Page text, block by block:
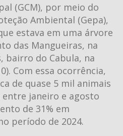
(GCM), por meio do
Ambiental (Gepa),
estava em uma árvore
das Mangueiras, na
bairro do Cabula, na
Com essa ocorrência,
de quase 5 mil animais
janeiro e agosto
de 31% em
período de 2024.